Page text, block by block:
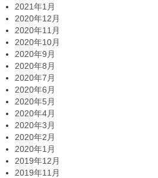
2021年1月
2020年12月
2020年11月
2020年10月
2020年9月
2020年8月
2020年7月
2020年6月
2020年5月
2020年4月
2020年3月
2020年2月
2020年1月
2019年12月
2019年11月